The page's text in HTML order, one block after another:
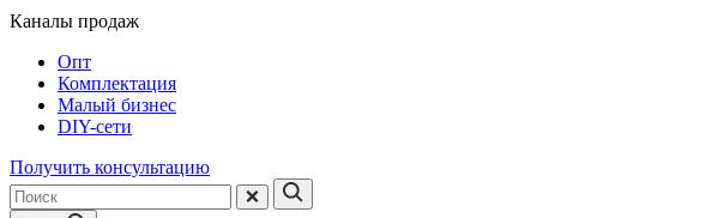
Каналы продаж
Опт
Комплектация
Малый бизнес
DIY-сети
Получить консультацию